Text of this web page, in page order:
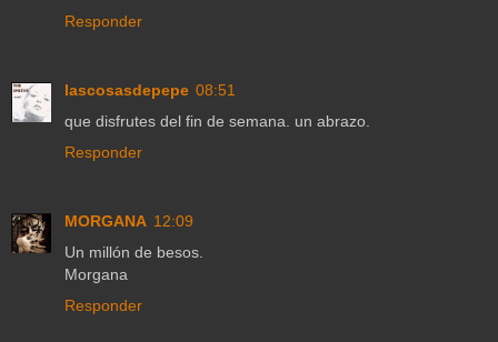
Responder
lascosasdepepe 08:51
que disfrutes del fin de semana. un abrazo.
Responder
MORGANA 12:09
Un millón de besos.
Morgana
Responder